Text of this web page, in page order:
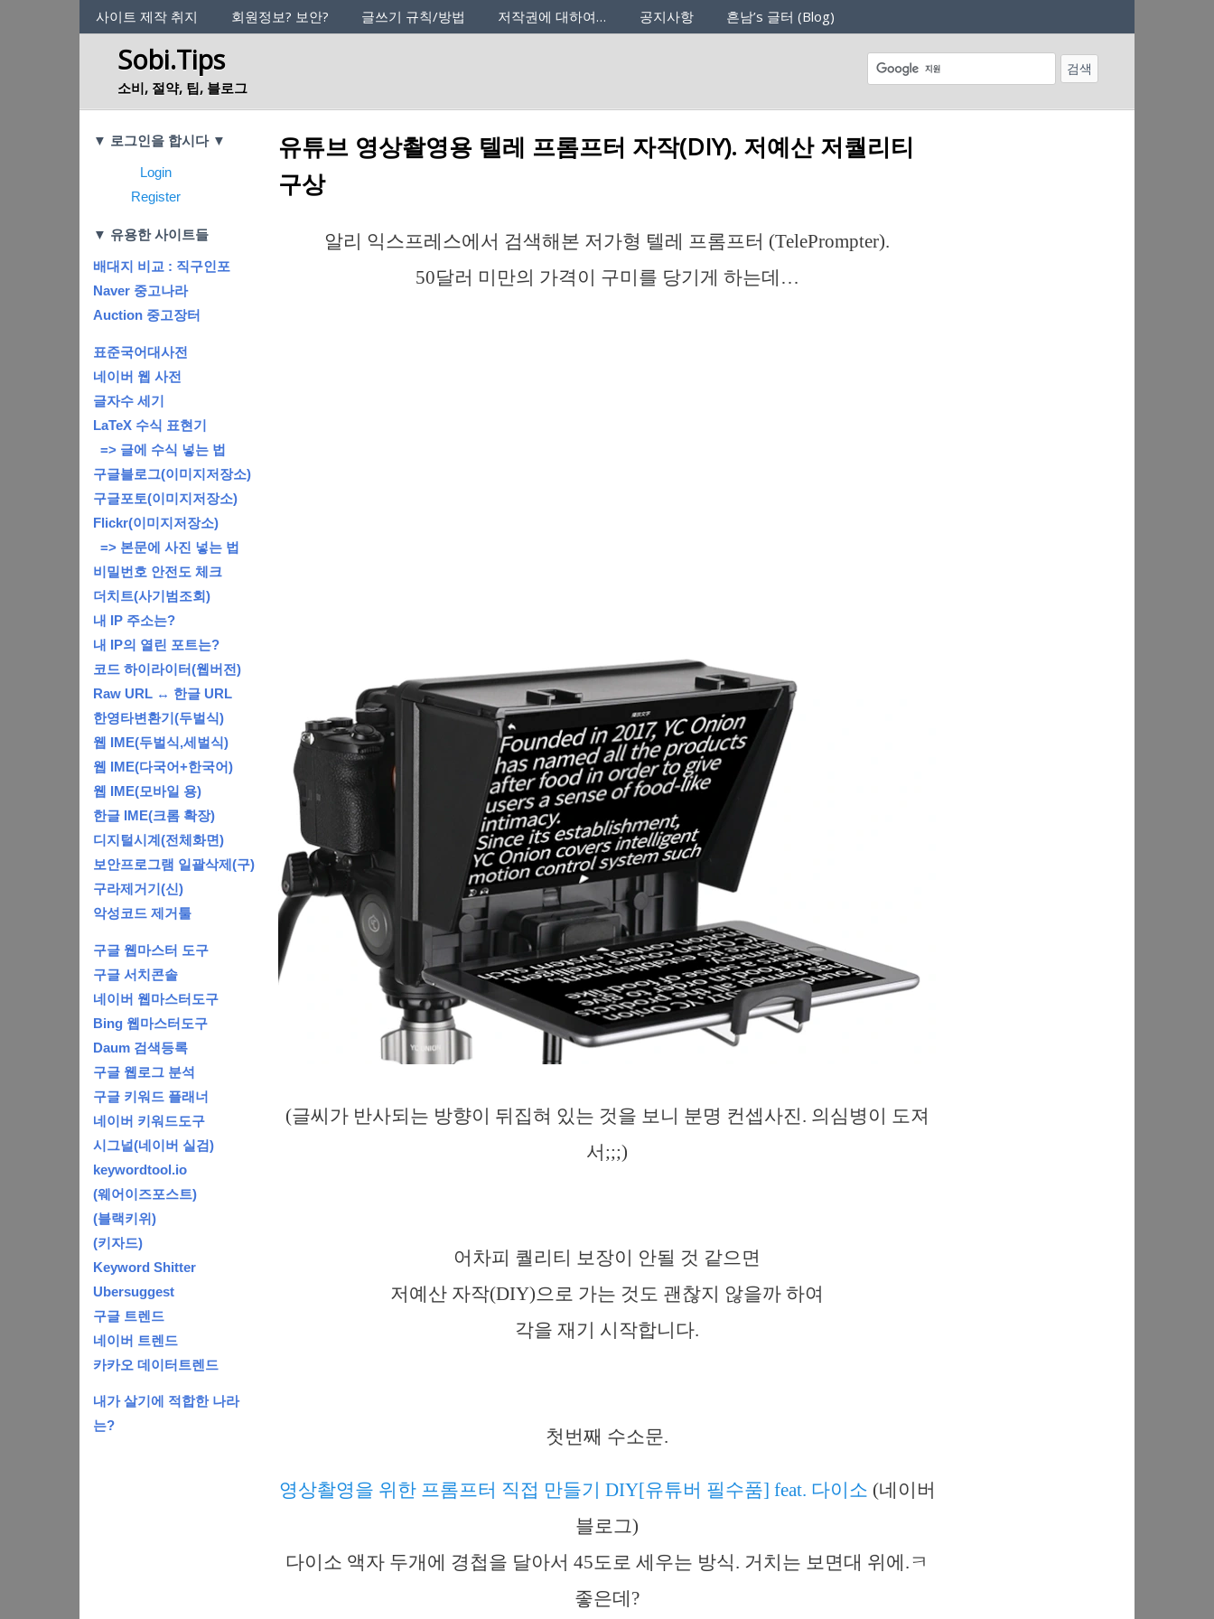
사이트의 정체성
사이트 제작 취지 회원정보? 보안? 글쓰기 규칙/방법 저작권에 대하여… 공지사항 흔남’s 글터 (Blog)
Sobi.Tips
소비, 절약, 팁, 블로그
Categories
유튜브 영상촬영용 텔레 프롬프터 자작(DIY). 저예산 저퀄리티
구상
알리 익스프레스에서 검색해본 저가형 텔레 프롬프터 (TelePrompter).
50달러 미만의 가격이 구미를 당기게 하는데…
(글씨가 반사되는 방향이 뒤집혀 있는 것을 보니 분명 컨셉사진. 의심병이 도져
서;;;)
어차피 퀄리티 보장이 안될 것 같으면
저예산 자작(DIY)으로 가는 것도 괜찮지 않을까 하여
각을 재기 시작합니다.
첫번째 수소문.
영상촬영을 위한 프롬프터 직접 만들기 DIY[유튜버 필수품] feat. 다이소 (네이버
블로그)
다이소 액자 두개에 경첩을 달아서 45도로 세우는 방식. 거치는 보면대 위에.ㅋ
좋은데?
▼ 로그인을 합시다 ▼
Login
Register
▼ 유용한 사이트들
배대지 비교 : 직구인포
Naver 중고나라
Auction 중고장터
표준국어대사전
네이버 웹 사전
글자수 세기
LaTeX 수식 표현기
=> 글에 수식 넣는 법
구글블로그(이미지저장소)
구글포토(이미지저장소)
Flickr(이미지저장소)
=> 본문에 사진 넣는 법
비밀번호 안전도 체크
더치트(사기범조회)
내 IP 주소는?
내 IP의 열린 포트는?
코드 하이라이터(웹버전)
Raw URL ↔ 한글 URL
한영타변환기(두벌식)
웹 IME(두벌식,세벌식)
웹 IME(다국어+한국어)
웹 IME(모바일 용)
한글 IME(크롬 확장)
디지털시계(전체화면)
보안프로그램 일괄삭제(구)
구라제거기(신)
악성코드 제거툴
구글 웹마스터 도구
구글 서치콘솔
네이버 웹마스터도구
Bing 웹마스터도구
Daum 검색등록
구글 웹로그 분석
구글 키워드 플래너
네이버 키워드도구
시그널(네이버 실검)
keywordtool.io
(웨어이즈포스트)
(블랙키위)
(키자드)
Keyword Shitter
Ubersuggest
구글 트렌드
네이버 트렌드
카카오 데이터트렌드
내가 살기에 적합한 나라
는?